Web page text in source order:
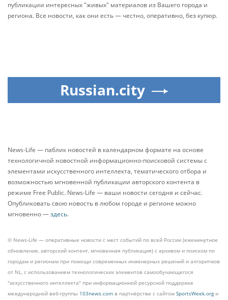
публикации интересных "живых" материалов из Вашего города и
региона. Все новости, как они есть — честно, оперативно, без купюр.
Russian.city
News-Life — паблик новостей в календарном формате на основе
технологичной новостной информационно-поисковой системы с
элементами искусственного интеллекта, тематического отбора и
возможностью мгновенной публикации авторского контента в
режиме Free Public. News-Life — ваши новости сегодня и сейчас.
Опубликовать свою новость в любом городе и регионе можно
мгновенно —здесь.
© News-Life — оперативные новости с мест событий по всей России (ежеминутное
обновление, авторский контент, мгновенная публикация) с архивом и поиском по
городам и регионам при помощи современных инженерных решений и алгоритмов
от NL, с использованием технологических элементов самообучающегося
"искусственного интеллекта" при информационной ресурсной поддержке
международной веб-группы 103news.com в партнёрстве с сайтом SportsWeek.orgи